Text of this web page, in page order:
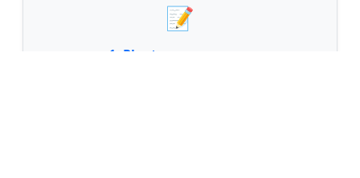
📝
1. Plaats uw aanvraag